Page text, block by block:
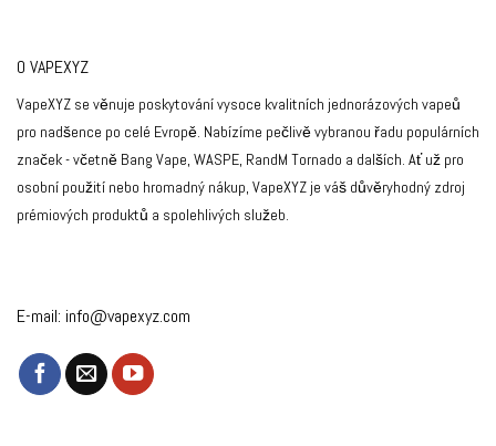
O VAPEXYZ
VapeXYZ se věnuje poskytování vysoce kvalitních jednorázových vapeů
pro nadšence po celé Evropě. Nabízíme pečlivě vybranou řadu populárních
značek - včetně Bang Vape, WASPE, RandM Tornado a dalších. Ať už pro
osobní použití nebo hromadný nákup, VapeXYZ je váš důvěryhodný zdroj
prémiových produktů a spolehlivých služeb.
E-mail: info@vapexyz.com